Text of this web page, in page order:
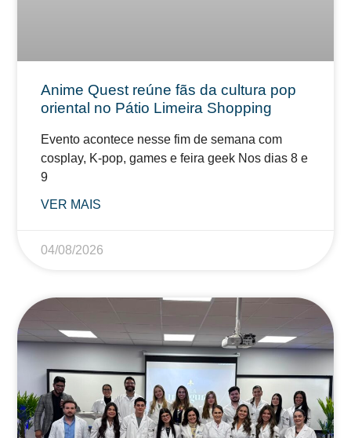
Anime Quest reúne fãs da cultura pop
oriental no Pátio Limeira Shopping
Evento acontece nesse fim de semana com
cosplay, K-pop, games e feira geek Nos dias 8 e
9
VER MAIS
04/08/2026